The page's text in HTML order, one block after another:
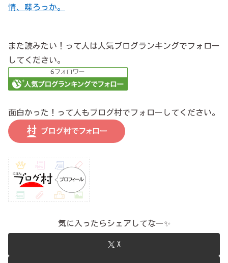
情、喋ろっか。
また読みたい！って人は人気ブログランキングでフォロー
してください。
面白かった！って人もブログ村でフォローしてください。
気に入ったらシェアしてなー✨
X